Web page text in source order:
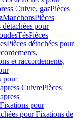
Cuivre, gazPièces
ManchonsPièces
détachées pour
TésPièces
Pièces détachées pour
et raccordements,
pour
CuivrePièces
Fixations pour
pour Fixations de